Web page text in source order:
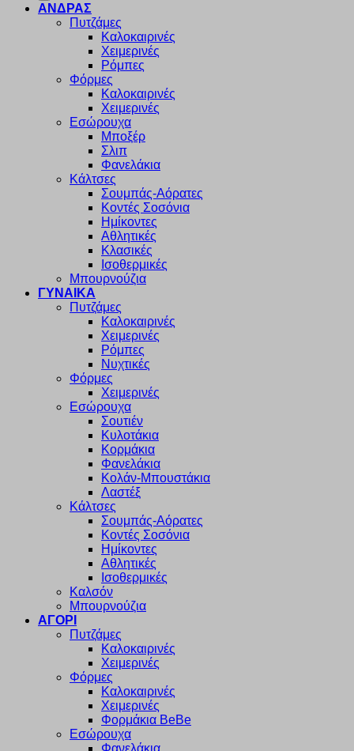
ΑΝΔΡΑΣ
Πυτζάμες
Καλοκαιρινές
Χειμερινές
Ρόμπες
Φόρμες
Καλοκαιρινές
Χειμερινές
Εσώρουχα
Μποξέρ
Σλιπ
Φανελάκια
Κάλτσες
Σουμπάς-Αόρατες
Κοντές Σοσόνια
Ημίκοντες
Αθλητικές
Κλασικές
Ισοθερμικές
Μπουρνούζια
ΓΥΝΑΙΚΑ
Πυτζάμες
Καλοκαιρινές
Χειμερινές
Ρόμπες
Νυχτικές
Φόρμες
Χειμερινές
Εσώρουχα
Σουτιέν
Κυλοτάκια
Κορμάκια
Φανελάκια
Κολάν-Μπουστάκια
Λαστέξ
Κάλτσες
Σουμπάς-Αόρατες
Κοντές Σοσόνια
Ημίκοντες
Αθλητικές
Ισοθερμικές
Καλσόν
Μπουρνούζια
ΑΓΟΡΙ
Πυτζάμες
Καλοκαιρινές
Χειμερινές
Φόρμες
Καλοκαιρινές
Χειμερινές
Φορμάκια BeBe
Εσώρουχα
Φανελάκια